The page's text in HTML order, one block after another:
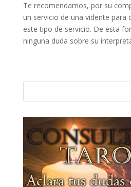
Te recomendamos, por su
un servicio de una vidente para
este tipo de servicio. De esta
ninguna duda sobre su